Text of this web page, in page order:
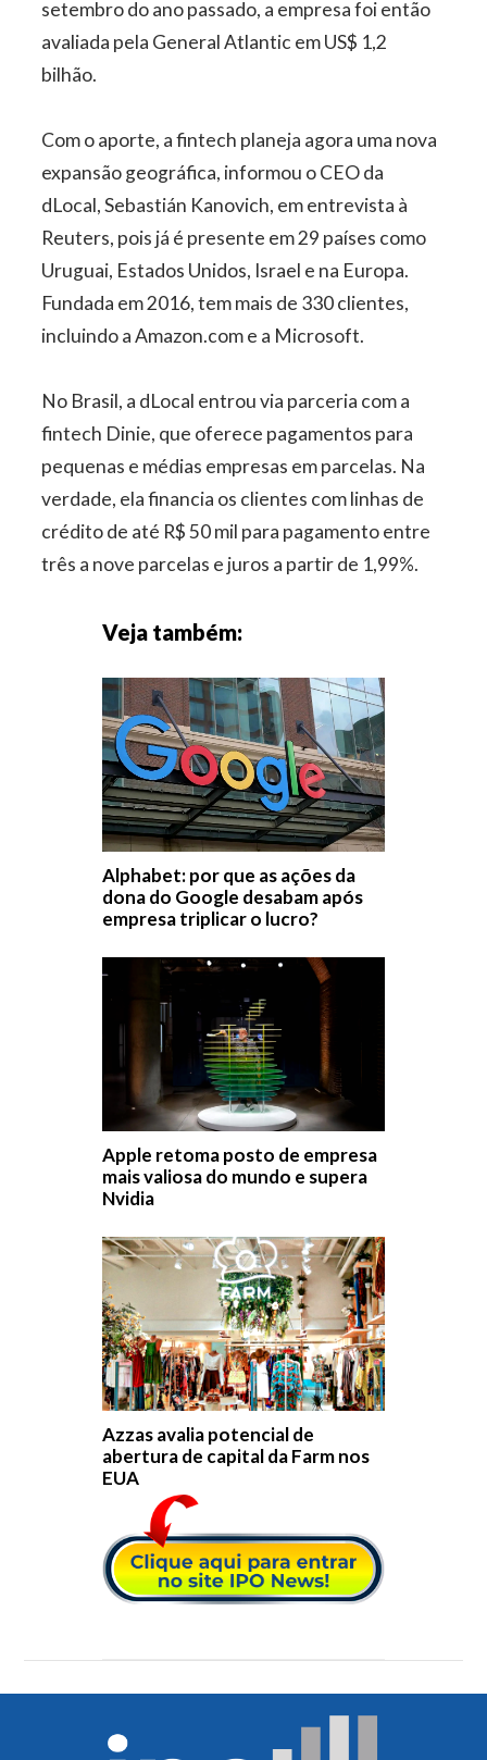
setembro do ano passado, a empresa foi então
avaliada pela General Atlantic em US$ 1,2
bilhão.
Com o aporte, a fintech planeja agora uma nova
expansão geográfica, informou o CEO da
dLocal, Sebastián Kanovich, em entrevista à
Reuters, pois já é presente em 29 países como
Uruguai, Estados Unidos, Israel e na Europa.
Fundada em 2016, tem mais de 330 clientes,
incluindo a Amazon.com e a Microsoft.
No Brasil, a dLocal entrou via parceria com a
fintech Dinie, que oferece pagamentos para
pequenas e médias empresas em parcelas. Na
verdade, ela financia os clientes com linhas de
crédito de até R$ 50 mil para pagamento entre
três a nove parcelas e juros a partir de 1,99%.
Veja também:
Alphabet: por que as ações da
dona do Google desabam após
empresa triplicar o lucro?
Apple retoma posto de empresa
mais valiosa do mundo e supera
Nvidia
Azzas avalia potencial de
abertura de capital da Farm nos
EUA